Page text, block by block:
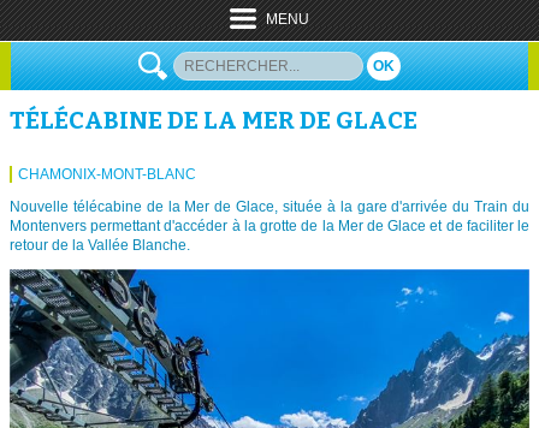
MENU
OK
TÉLÉCABINE DE LA MER DE GLACE
CHAMONIX-MONT-BLANC
Nouvelle télécabine de la Mer de Glace, située à la gare d'arrivée du Train du
Montenvers permettant d'accéder à la grotte de la Mer de Glace et de faciliter le
retour de la Vallée Blanche.